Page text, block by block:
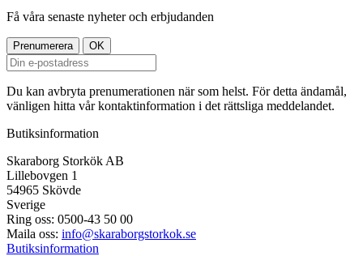
Få våra senaste nyheter och erbjudanden
Du kan avbryta prenumerationen när som helst. För detta ändamål,
vänligen hitta vår kontaktinformation i det rättsliga meddelandet.
Butiksinformation
Skaraborg Storkök AB
Lillebovgen 1
54965 Skövde
Sverige
Ring oss: 0500-43 50 00
Maila oss: info@skaraborgstorkok.se
Butiksinformation